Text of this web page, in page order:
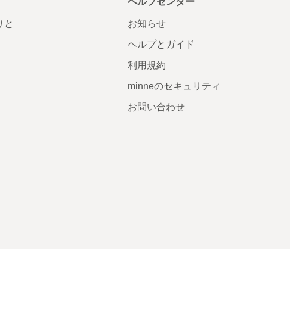
と お知らせ
ヘルプとガイド
利用規約
minneのセキュリティ
お問い合わせ